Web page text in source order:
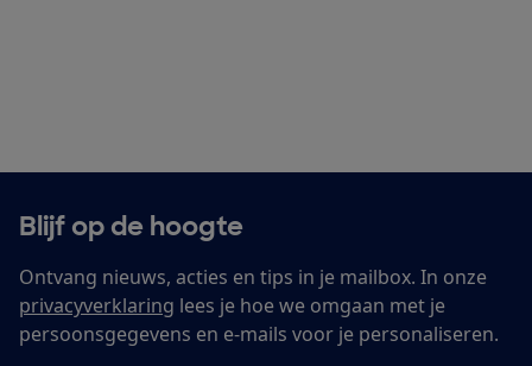
Blijf op de hoogte
Ontvang nieuws, acties en tips in je mailbox. In onze
privacyverklaring lees je hoe we omgaan met je
persoonsgegevens en e-mails voor je personaliseren.